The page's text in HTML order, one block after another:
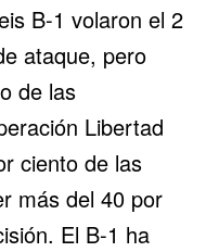
B-1 volaron el 2
ataque, pero
de las
Libertad
ciento de las
más del 40 por
El B-1 ha